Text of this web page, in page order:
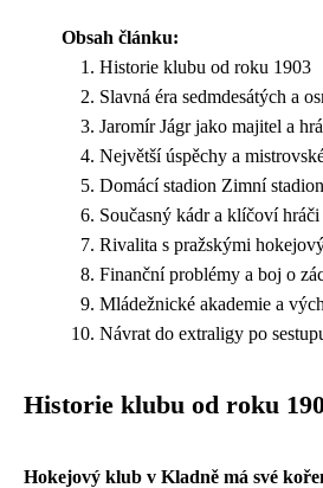
Obsah článku:
Historie klubu od roku 1903
Slavná éra sedmdesátých a
Jaromír Jágr jako majitel a
Největší úspěchy a
Domácí stadion Zimní
Současný kádr a klíčoví hráči
Rivalita s pražskými
Finanční problémy a boj o
Mládežnické akademie a
Návrat do extraligy po
Historie klubu od roku
Hokejový klub v Kladně má své